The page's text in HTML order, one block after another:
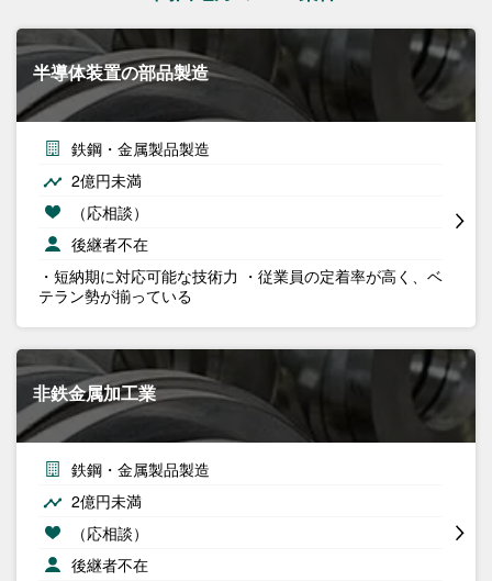
半導体装置の部品製造
鉄鋼・金属製品製造
2億円未満
（応相談）
後継者不在
・短納期に対応可能な技術力 ・従業員の定着率が高く、ベ
テラン勢が揃っている
非鉄金属加工業
鉄鋼・金属製品製造
2億円未満
（応相談）
後継者不在